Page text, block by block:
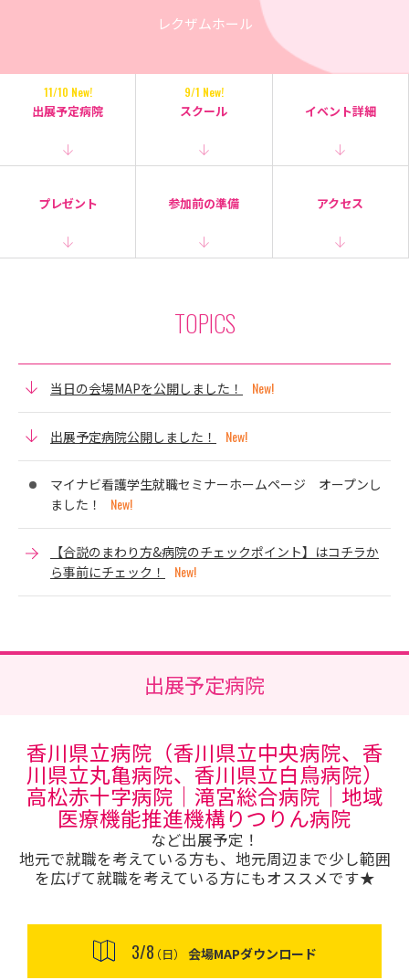
レクザムホール
11/10 New!
出展予定病院
9/1 New!
スクール イベント詳細
プレゼント 参加前の準備 アクセス
TOPICS
当日の会場MAPを公開しました！
出展予定病院公開しました！
マイナビ看護学生就職セミナーホームページ オープンし
ました！
【合説のまわり方&病院のチェックポイント】はコチラか
ら事前にチェック！
出展予定病院
香川県立病院（香川県立中央病院、香
川県立丸亀病院、香川県立白鳥病院）
高松赤十字病院｜滝宮総合病院｜地域
医療機能推進機構りつりん病院
など出展予定！
地元で就職を考えている方も、地元周辺まで少し範囲
を広げて就職を考えている方にもオススメです★
3/8（日） 会場MAPダウンロード